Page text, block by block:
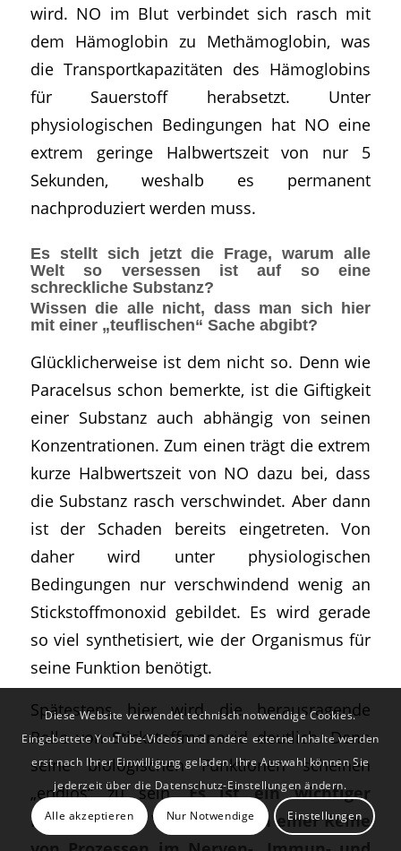
wird. NO im Blut verbindet sich rasch mit
dem Hämoglobin zu Methämoglobin, was
die Transportkapazitäten des Hämoglobins
für Sauerstoff herabsetzt. Unter
physiologischen Bedingungen hat NO eine
extrem geringe Halbwertszeit von nur 5
Sekunden, weshalb es permanent
nachproduziert werden muss.
Es stellt sich jetzt die Frage, warum alle
Welt so versessen ist auf so eine
schreckliche Substanz?
Wissen die alle nicht, dass man sich hier
mit einer „teuflischen“ Sache abgibt?
Glücklicherweise ist dem nicht so. Denn wie
Paracelsus schon bemerkte, ist die Giftigkeit
einer Substanz auch abhängig von seinen
Konzentrationen. Zum einen trägt die extrem
kurze Halbwertszeit von NO dazu bei, dass
die Substanz rasch verschwindet. Aber dann
ist der Schaden bereits eingetreten. Von
daher wird unter physiologischen
Bedingungen nur verschwindend wenig an
Stickstoffmonoxid gebildet. Es wird gerade
so viel synthetisiert, wie der Organismus für
seine Funktion benötigt.
Spätestens hier wird die herausragende
Rolle von Stickstoffmonoxid deutlich. Denn
seine biologischen Funktionen scheinen
„endlos“ zu sein.Es ist ein wichtiger
Regulator und Vermittler von einer Reihe
Diese Website verwendet technisch notwendige Cookies.
Eingebettete YouTube-Videos und andere externe Inhalte werden
erst nach Ihrer Einwilligung geladen. Ihre Auswahl können Sie
jederzeit über die Datenschutz-Einstellungen ändern.
Alle akzeptieren Nur Notwendige Einstellungen